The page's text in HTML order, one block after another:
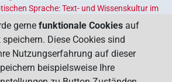
Sprache: Text- und Wissenskultur im
von Bund und Ländern geförderten
, das der Erhaltung, Sicherung und
kulturellen Erbes dient. Koordiniert wird
Union der Deutschen Akademien der
gerne funktionale Cookies auf
speichern. Diese Cookies sind
Nutzungserfahrung auf dieser
beispielsweise Ihre